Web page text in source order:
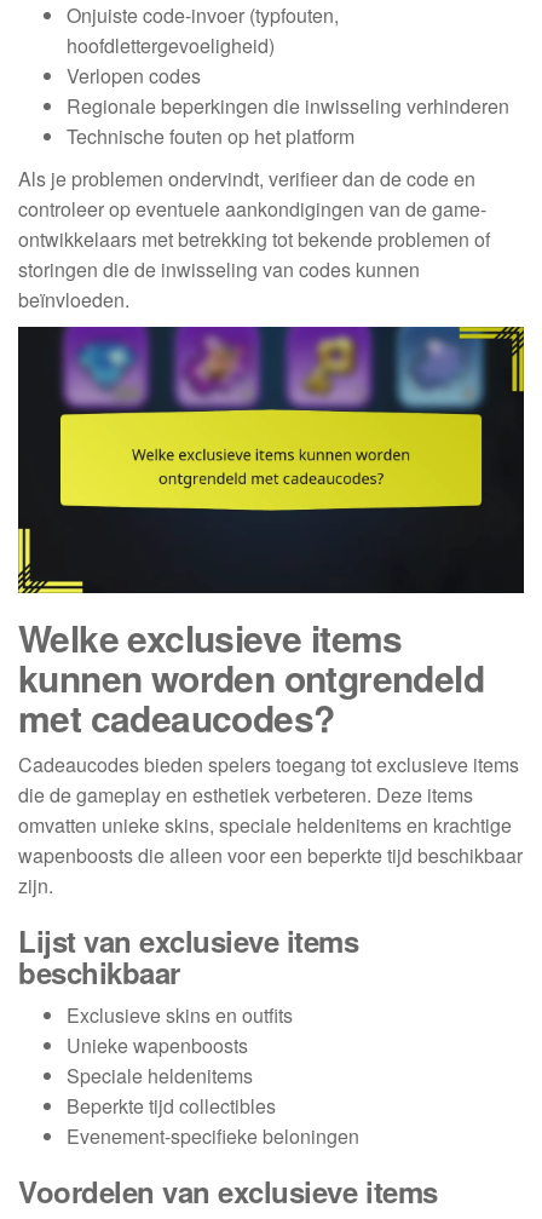
Onjuiste code-invoer (typfouten,
hoofdlettergevoeligheid)
Verlopen codes
Regionale beperkingen die inwisseling verhinderen
Technische fouten op het platform
Als je problemen ondervindt, verifieer dan de code en
controleer op eventuele aankondigingen van de game-
ontwikkelaars met betrekking tot bekende problemen of
storingen die de inwisseling van codes kunnen
beïnvloeden.
Welke exclusieve items
kunnen worden ontgrendeld
met cadeaucodes?
Cadeaucodes bieden spelers toegang tot exclusieve items
die de gameplay en esthetiek verbeteren. Deze items
omvatten unieke skins, speciale heldenitems en krachtige
wapenboosts die alleen voor een beperkte tijd beschikbaar
zijn.
Lijst van exclusieve items
beschikbaar
Exclusieve skins en outfits
Unieke wapenboosts
Speciale heldenitems
Beperkte tijd collectibles
Evenement-specifieke beloningen
Voordelen van exclusieve items